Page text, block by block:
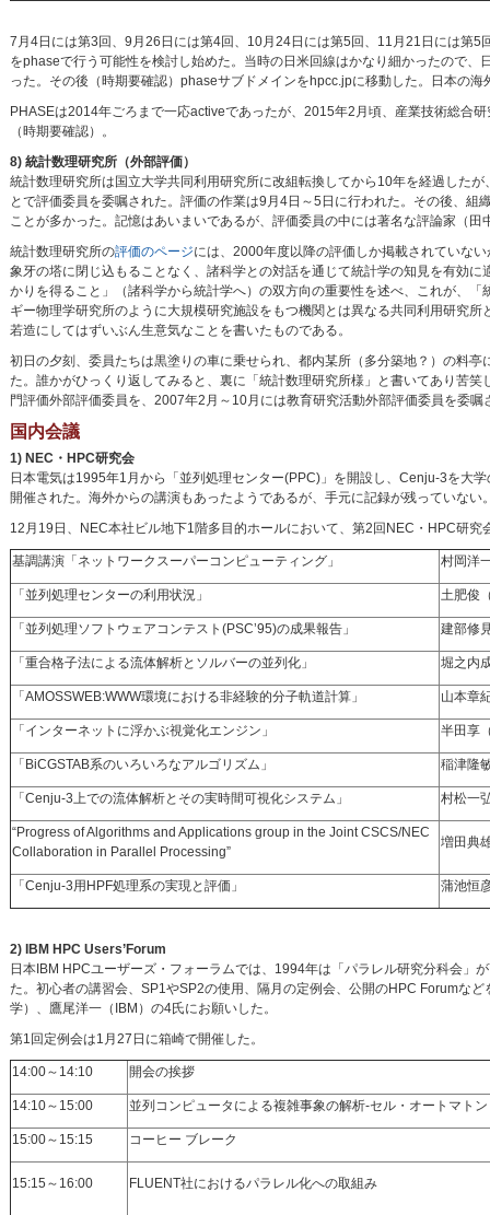
7月4日には第3回、9月26日には第4回、10月24日には第5回、11月21日には第
をphaseで行う可能性を検討し始めた。当時の日米回線はかなり細かったので
った。その後（時期要確認）phaseサブドメインをhpcc.jpに移動した。日本の
PHASEは2014年ごろまで一応activeであったが、2015年2月頃、産業技術総合
（時期要確認）。
8) 統計数理研究所（外部評価）
統計数理研究所は国立大学共同利用研究所に改組転換してから10年を経過した
とで評価委員を委嘱された。評価の作業は9月4日～5日に行われた。その後、
ことが多かった。記憶はあいまいであるが、評価委員の中には著名な評論家（
統計数理研究所の評価のページには、2000年度以降の評価しか掲載されていな
象牙の塔に閉じ込もることなく、諸科学との対話を通じて統計学の知見を有効
かりを得ること」（諸科学から統計学へ）の双方向の重要性を述べ、これが、
ギー物理学研究所のように大規模研究施設をもつ機関とは異なる共同利用研究
若造にしてはずいぶん生意気なことを書いたものである。
初日の夕刻、委員たちは黒塗りの車に乗せられ、都内某所（多分築地？）の料
た。誰かがひっくり返してみると、裏に「統計数理研究所様」と書いてあり苦
門評価外部評価委員を、2007年2月～10月には教育研究活動外部評価委員を委嘱
国内会議
1) NEC・HPC研究会
日本電気は1995年1月から「並列処理センター(PPC)」を開設し、Cenju-3を大
開催された。海外からの講演もあったようであるが、手元に記録が残っていない
12月19日、NEC本社ビル地下1階多目的ホールにおいて、第2回NEC・HPC研究
基調講演「ネットワークスーパーコンピューティング」 村岡洋
「並列処理センターの利用状況」 土肥俊
「並列処理ソフトウェアコンテスト(PSC’95)の成果報告」 建部修
「重合格子法による流体解析とソルバーの並列化」 堀之内
「AMOSSWEB:WWW環境における非経験的分子軌道計算」 山本章
「インターネットに浮かぶ視覚化エンジン」 半田享
「BiCGSTAB系のいろいろなアルゴリズム」 稲津隆
「Cenju-3上での流体解析とその実時間可視化システム」 村松一
“Progress of Algorithms and Applications group in the Joint CSCS/NEC
Collaboration in Parallel Processing”
増田典
「Cenju-3用HPF処理系の実現と評価」 蒲池恒
2) IBM HPC Users’Forum
日本IBM HPCユーザーズ・フォーラムでは、1994年は「パラレル研究分科会
た。初心者の講習会、SP1やSP2の使用、隔月の定例会、公開のHPC Forumな
学）、鷹尾洋一（IBM）の4氏にお願いした。
第1回定例会は1月27日に箱崎で開催した。
14:00～14:10 開会の挨拶
14:10～15:00 並列コンピュータによる複雑事象の解析-セル・オートマトン
15:00～15:15 コーヒー ブレーク
15:15～16:00 FLUENT社におけるパラレル化への取組み